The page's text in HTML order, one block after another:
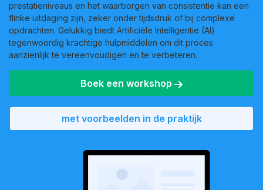
prestatieniveaus en het waarborgen van consistentie kan een
flinke uitdaging zijn, zeker onder tijdsdruk of bij complexe
opdrachten. Gelukkig biedt Artificiële Intelligentie (AI)
tegenwoordig krachtige hulpmiddelen om dit proces
aanzienlijk te vereenvoudigen en te verbeteren.
Boek een workshop
met voorbeelden in de praktijk